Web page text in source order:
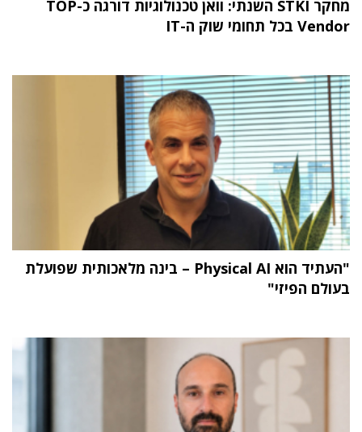
מחקר STKI השנתי: וואן טכנולוגיות דורגה כ-TOP
Vendor בכל תחומי שוק ה-IT
"העתיד הוא Physical AI – בינה מלאכותית שפועלת
בעולם הפיזי"